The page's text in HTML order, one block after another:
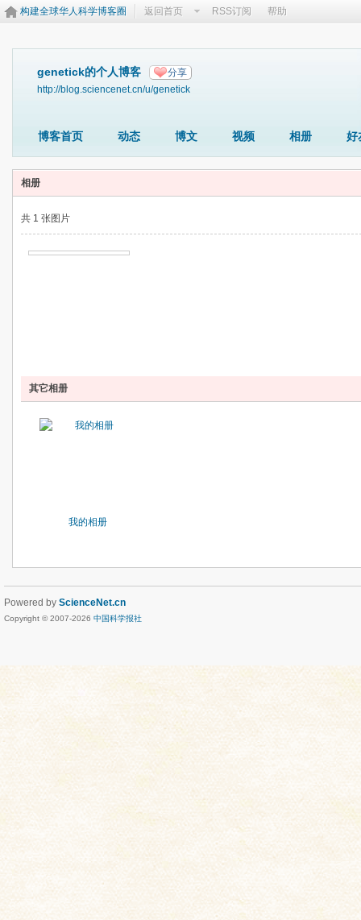
构建全球华人科学博客圈 返回首页 RSS订阅 帮助
genetick的个人博客 分享
http://blog.sciencenet.cn/u/genetick
博客首页 动态 博文 视频 相册 好
相册
共 1 张图片
其它相册
我的相册
Powered by ScienceNet.cn
Copyright © 2007-2026 中国科学报社